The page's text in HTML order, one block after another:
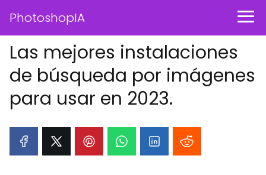
PhotoshopIA
Las mejores instalaciones
de búsqueda por imágenes
para usar en 2023.